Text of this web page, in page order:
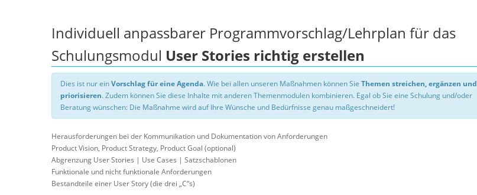
Individuell anpassbarer Programmvorschlag/Lehrplan für das
Schulungsmodul User Stories richtig erstellen
Dies ist nur einVorschlag für eine Agenda. Wie bei allen unseren Maßnahmen können Sie Themen streichen, ergänzen und
priorisieren. Zudem können Sie diese Inhalte mit anderen Themenmodulen kombinieren. Egal ob Sie eine Schulung und/oder
Beratung wünschen: Die Maßnahme wird auf Ihre Wünsche und Bedürfnisse genau maßgeschneidert!
Herausforderungen bei der Kommunikation und Dokumentation von Anforderungen
Product Vision, Product Strategy, Product Goal (optional)
Abgrenzung User Stories | Use Cases | Satzschablonen
Funktionale und nicht funktionale Anforderungen
Bestandteile einer User Story (die drei „C“s)